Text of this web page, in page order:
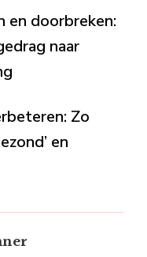
en doorbreken:
naar
Zo
en